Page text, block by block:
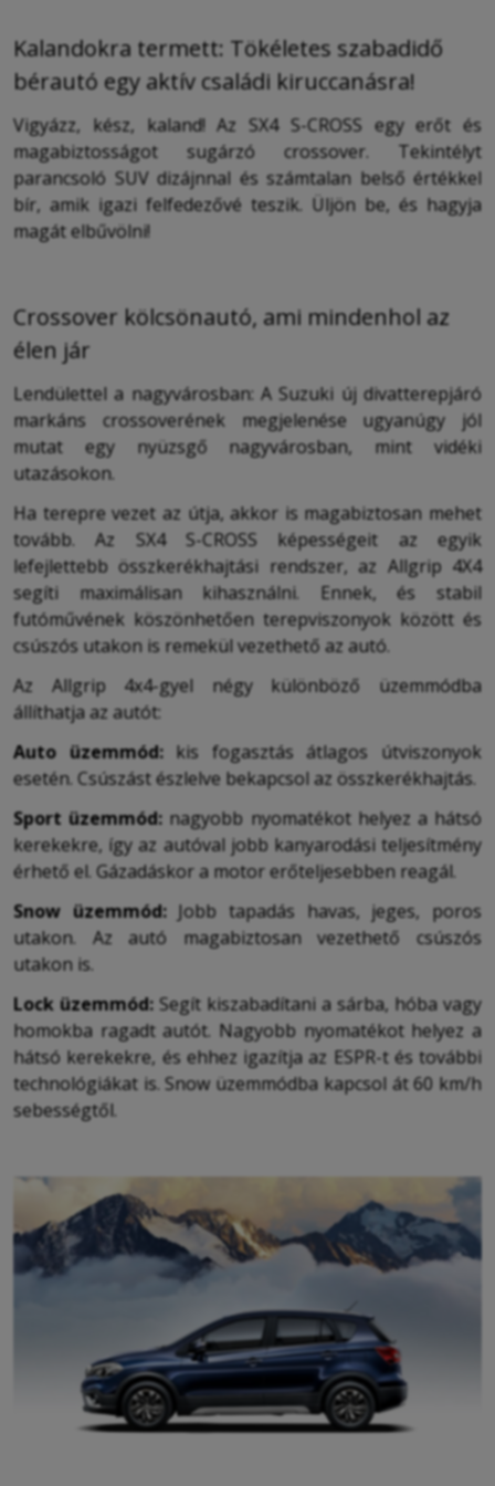
Kalandokra termett: Tökéletes szabadidő
bérautó egy aktív családi kiruccanásra!
Vigyázz, kész, kaland! Az SX4 S-CROSS egy erőt és
magabiztosságot sugárzó crossover. Tekintélyt
parancsoló SUV dizájnnal és számtalan belső értékkel
bír, amik igazi felfedezővé teszik. Üljön be, és hagyja
magát elbűvölni!
Crossover kölcsönautó, ami mindenhol az
élen jár
Lendülettel a nagyvárosban: A Suzuki új divatterepjáró
markáns crossoverének megjelenése ugyanúgy jól
mutat egy nyüzsgő nagyvárosban, mint vidéki
utazásokon.
Ha terepre vezet az útja, akkor is magabiztosan mehet
tovább. Az SX4 S-CROSS képességeit az egyik
lefejlettebb összkerékhajtási rendszer, az Allgrip 4X4
segíti maximálisan kihasználni. Ennek, és stabil
futóművének köszönhetően terepviszonyok között és
csúszós utakon is remekül vezethető az autó.
Az Allgrip 4x4-gyel négy különböző üzemmódba
állíthatja az autót:
Auto üzemmód:kis fogasztás átlagos útviszonyok
esetén. Csúszást észlelve bekapcsol az összkerékhajtás.
Sport üzemmód: nagyobb nyomatékot helyez a hátsó
kerekekre, így az autóval jobb kanyarodási teljesítmény
érhető el. Gázadáskor a motor erőteljesebben reagál.
Snow üzemmód:Jobb tapadás havas, jeges, poros
utakon. Az autó magabiztosan vezethető csúszós
utakon is.
Lock üzemmód: Segít kiszabadítani a sárba, hóba vagy
homokba ragadt autót. Nagyobb nyomatékot helyez a
hátsó kerekekre, és ehhez igazítja az ESPR-t és további
technológiákat is. Snow üzemmódba kapcsol át 60 km/h
sebességtől.